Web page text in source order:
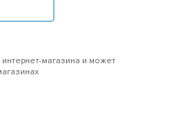
магазина и может